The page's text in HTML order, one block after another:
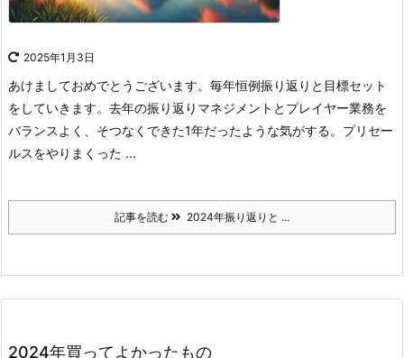
2025年1月3日
あけましておめでとうございます。 毎年恒例振り返りと目標セット
をしていきます。 去年の振り返り マネジメントとプレイヤー業務を
バランスよく、そつなくできた1年だったような気がする。 プリセー
ルスをやりまくった ...
記事を読む 2024年振り返りと ...
2024年買ってよかったもの